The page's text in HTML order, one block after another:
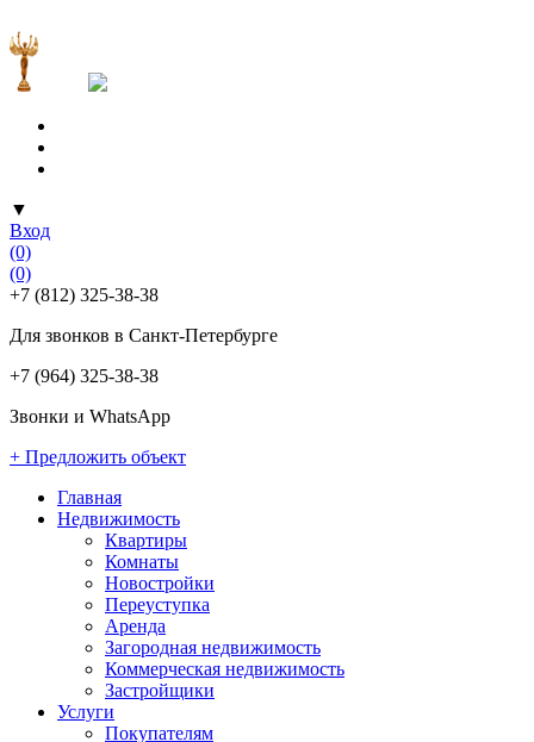
▼
Вход
(0)
(0)
+7 (812) 325-38-38
Для звонков в Санкт-Петербурге
+7 (964) 325-38-38
Звонки и WhatsApp
+ Предложить объект
Главная
Недвижимость
Квартиры
Комнаты
Новостройки
Переуступка
Аренда
Загородная недвижимость
Коммерческая недвижимость
Застройщики
Услуги
Покупателям